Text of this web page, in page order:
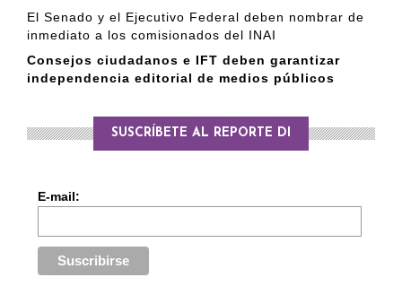
El Senado y el Ejecutivo Federal deben nombrar de
inmediato a los comisionados del INAI
Consejos ciudadanos e IFT deben garantizar
independencia editorial de medios públicos
SUSCRÍBETE AL REPORTE DI
E-mail: